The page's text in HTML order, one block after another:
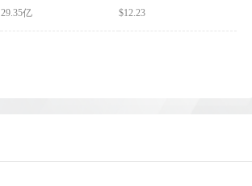
29.35亿 $12.23